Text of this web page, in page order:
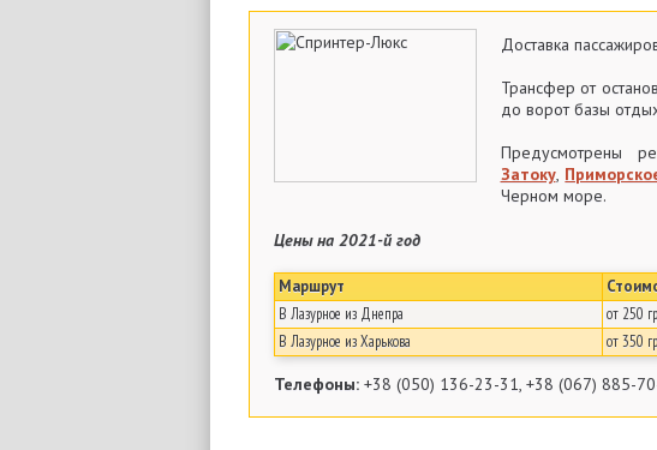
Доставка
Трансфер от
до ворот базы
Предусмотрены
Затоку,
Черном море.
Цены на 2021-й год
Маршрут
В Лазурное из Днепра
от 250
В Лазурное из Харькова
от 350
Телефоны:+38 (050) 136-23-31, +38 (067) 885-